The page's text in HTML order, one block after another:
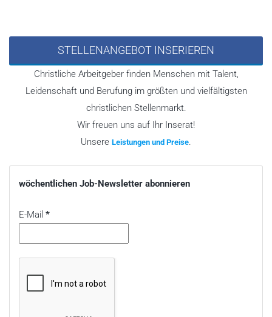
STELLENANGEBOT INSERIEREN
Christliche Arbeitgeber finden Menschen mit Talent,
Leidenschaft und Berufung im größten und vielfältigsten
christlichen Stellenmarkt.
Wir freuen uns auf Ihr Inserat!
Unsere Leistungen und Preise.
wöchentlichen Job-Newsletter abonnieren
E-Mail *